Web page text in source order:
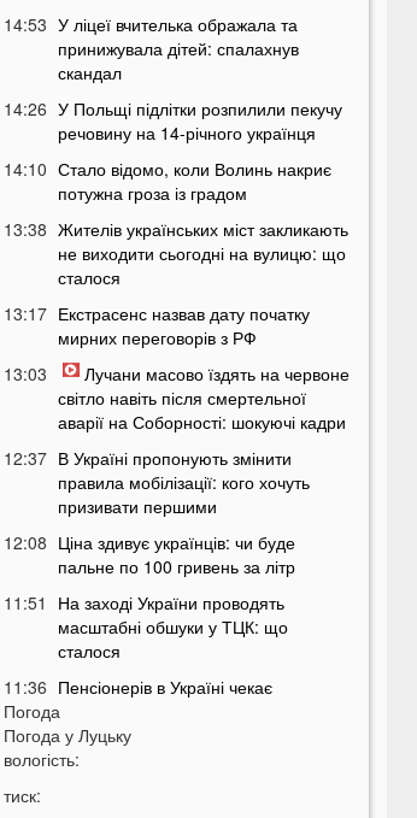
14:53 У ліцеї вчителька ображала та
принижувала дітей: спалахнув
скандал
14:26 У Польщі підлітки розпилили пекучу
речовину на 14-річного українця
14:10 Стало відомо, коли Волинь накриє
потужна гроза із градом
13:38 Жителів українських міст закликають
не виходити сьогодні на вулицю: що
сталося
13:17 Екстрасенс назвав дату початку
мирних переговорів з РФ
13:03
Лучани масово їздять на червоне
світло навіть після смертельної
аварії на Соборності: шокуючі кадри
12:37 В Україні пропонують змінити
правила мобілізації: кого хочуть
призивати першими
12:08 Ціна здивує українців: чи буде
пальне по 100 гривень за літр
11:51
На заході України проводять
масштабні обшуки у ТЦК: що
сталося
11:36 Пенсіонерів в Україні чекає
масштабна перевірка: кого це
торкнеться
11:07 Україну накриє потужна магнітна
Погода
Погода у Луцьку
вологість:
тиск: